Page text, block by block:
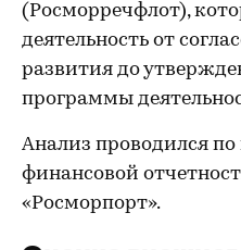
(Росморречфлот),
деятельность от
развития до
программы
Анализ проводился
финансовой
«Росморпорт».